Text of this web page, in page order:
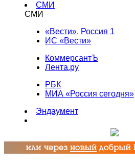
СМИ
СМИ
«Вести», Россия 1
ИС «Вести»
КоммерсантЪ
Лента.ру
РБК
МИА «Россия сегодня»
Эндаумент